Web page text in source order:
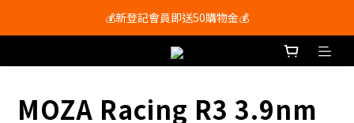
會員尊享購物滿$250即享免運費🚚
💰新登記會員即送50購物金💰
會員尊享購物滿$250即享免運費🚚
MOZA Racing R3 3.9nm